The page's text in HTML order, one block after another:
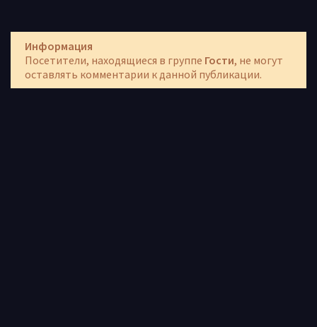
Информация
Посетители, находящиеся в группе Гости, не могут
оставлять комментарии к данной публикации.